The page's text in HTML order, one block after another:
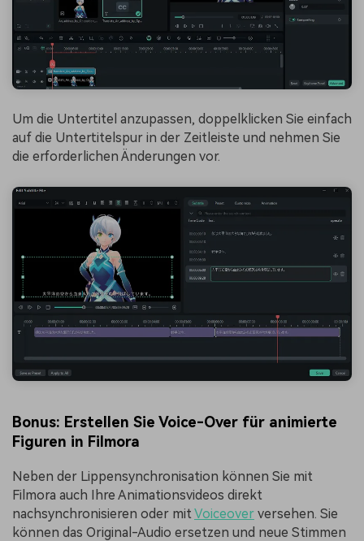
Um die Untertitel anzupassen, doppelklicken Sie einfach
auf die Untertitelspur in der Zeitleiste und nehmen Sie
die erforderlichen Änderungen vor.
Bonus: Erstellen Sie Voice-Over für animierte
Figuren in Filmora
Neben der Lippensynchronisation können Sie mit
Filmora auch Ihre Animationsvideos direkt
nachsynchronisieren oder mit Voiceover versehen. Sie
können das Original-Audio ersetzen und neue Stimmen